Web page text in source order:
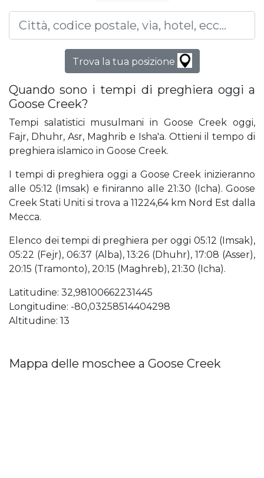
Trova la tua posizione
Quando sono i tempi di preghiera oggi a
Goose Creek?
Tempi salatistici musulmani in Goose Creek oggi,
Fajr, Dhuhr, Asr, Maghrib e Isha'a. Ottieni il tempo di
preghiera islamico in Goose Creek.
I tempi di preghiera oggi a Goose Creek inizieranno
alle 05:12 (Imsak) e finiranno alle 21:30 (Icha). Goose
Creek Stati Uniti si trova a 11224,64 km Nord Est dalla
Mecca.
Elenco dei tempi di preghiera per oggi 05:12 (Imsak),
05:22 (Fejr), 06:37 (Alba), 13:26 (Dhuhr), 17:08 (Asser),
20:15 (Tramonto), 20:15 (Maghreb), 21:30 (Icha).
Latitudine: 32,98100662231445
Longitudine: -80,03258514404298
Altitudine: 13
Mappa delle moschee a Goose Creek